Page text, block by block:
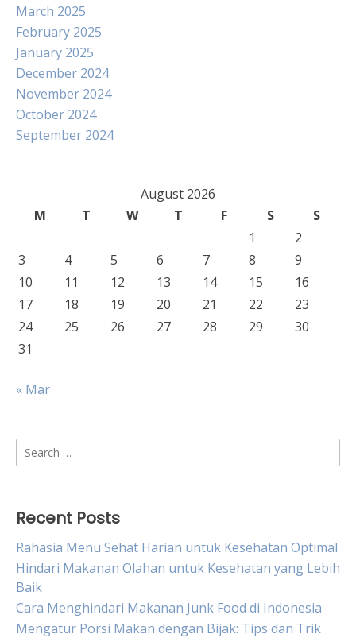
March 2025
February 2025
January 2025
December 2024
November 2024
October 2024
September 2024
August 2026
M
T W T F S
S
1
2
3
4 5 6 7 8
9
10
11 12 13 14 15
16
17
18 19 20 21 22
23
24
25 26 27 28 29
30
31
« Mar
Search
for:
Recent Posts
Rahasia Menu Sehat Harian untuk Kesehatan Optimal
Hindari Makanan Olahan untuk Kesehatan yang Lebih
Baik
Cara Menghindari Makanan Junk Food di Indonesia
Mengatur Porsi Makan dengan Bijak: Tips dan Trik